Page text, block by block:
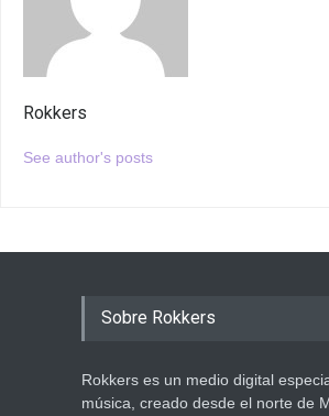
Rokkers
See author's posts
Sobre Rokkers
Rokkers es un medio digital
música, creado desde el norte de